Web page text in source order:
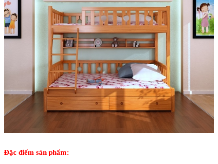
Đặc điểm sản phẩm: